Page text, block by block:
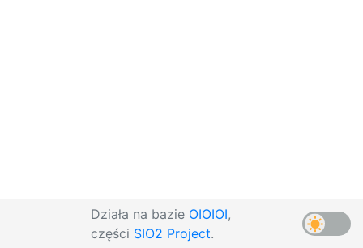
Działa na bazie OIOIOI,
części SIO2 Project.